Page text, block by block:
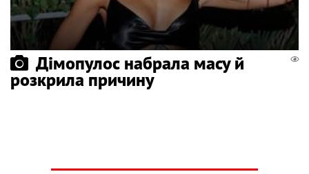
Дімопулос набрала масу й
розкрила причину